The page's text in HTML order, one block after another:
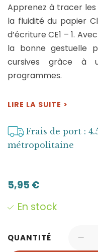
Apprenez à tracer
la fluidité du papier
d’écriture CE1 – 1.
la bonne gestuelle
cursives grâce à
programmes.
LIRE LA SUITE >
Frais de port :
métropolitaine
5,95 €
En stock
QUANTITÉ